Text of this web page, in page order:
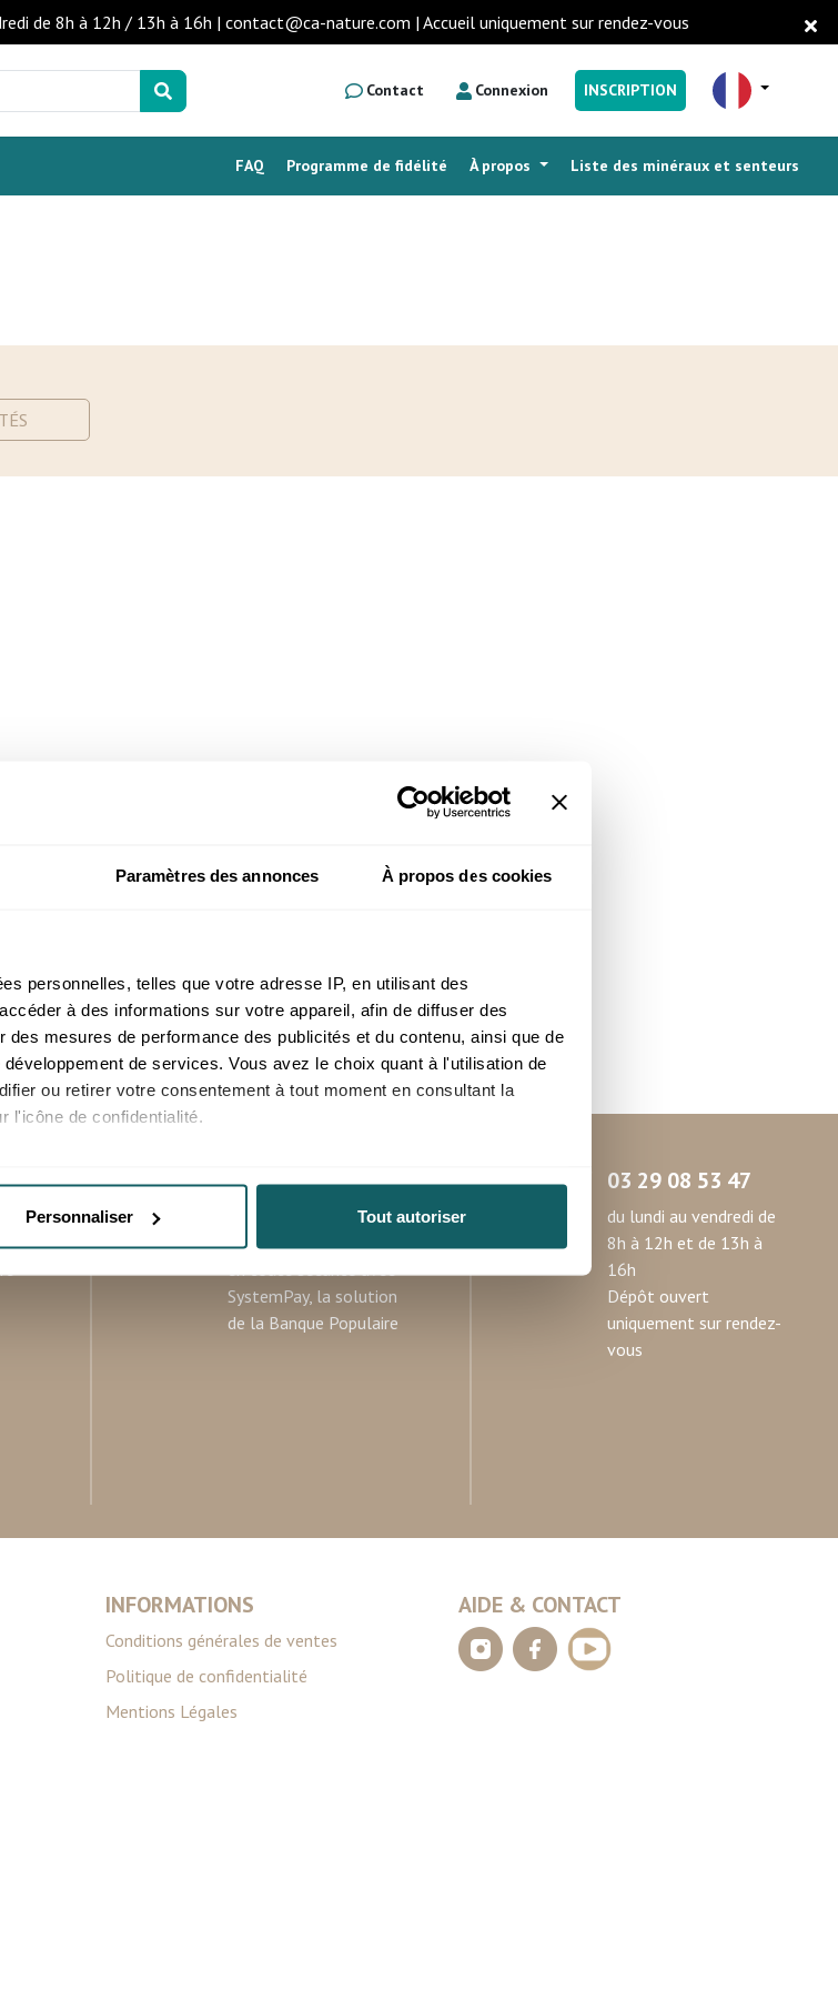
Paramètres des annonces À propos des cookies
personnelles, telles que votre adresse IP, en utilisant des
à des informations sur votre appareil, afin de diffuser des
mesures de performance des publicités et du contenu, ainsi que de
de services. Vous avez le choix quant à l'utilisation de
ou retirer votre consentement à tout moment en consultant la
l'icône de confidentialité.
pour en relever les caractéristiques spécifiques (empreintes
à tout moment à partir de la déclaration sur les cookies.
qui peuvent combiner celles-ci avec d'autres informations que
Personnaliser Tout autoriser
de 8h à 12h / 13h à 16h | contact@ca-nature.com | Accueil uniquement sur rendez-vous
Contact Connexion INSCRIPTION
Liste des minéraux et senteurs
À propos
Programme de fidélité
FAQ
PAIEMENT
Achetez vos produits
en toute sécurité avec
SystemPay, la solution
de la Banque Populaire
03 29 08 53 47
du lundi au vendredi de
8h à 12h et de 13h à
16h
Dépôt ouvert
uniquement sur rendez-
vous
INFORMATIONS
Conditions générales de ventes
Politique de confidentialité
Mentions Légales
AIDE & CONTACT